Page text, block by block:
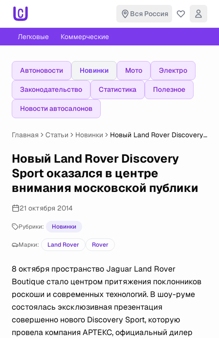
Вся Россия
Легковые Коммерческие
Автоновости Новинки Мото Электро
Законодательство Статистика Полезное
Новости автосалонов
Главная Статьи Новинки
Новый Land Rover Discovery
внимания московской
публики
Новый Land Rover Discovery
Sport оказался в центре
внимания московской публики
21 октября 2014
Рубрики: Новинки
Марки: Land Rover Rover
8 октября пространство Jaguar Land Rover
Boutique стало центром притяжения поклонников
роскоши и современных технологий. В шоу-руме
состоялась эксклюзивная презентация
совершенно нового Discovery Sport, которую
провела компания АРТЕКС, официальный дилер